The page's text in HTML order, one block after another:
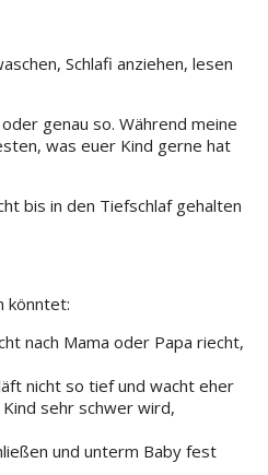
Schlafi anziehen, lesen
genau so. Während meine
was euer Kind gerne hat
bis in den Tiefschlaf gehalten
könntet:
nach Mama oder Papa riecht,
nicht so tief und wacht eher
sehr schwer wird,
und unterm Baby fest